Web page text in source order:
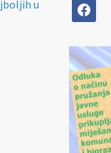
u
facebook